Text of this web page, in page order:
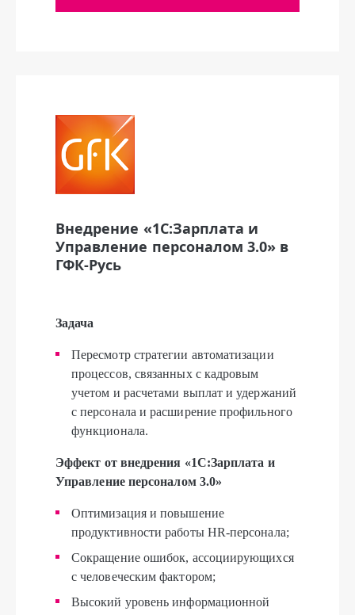
Внедрение «1С:Зарплата и
Управление персоналом 3.0» в
ГФК-Русь
Задача
Пересмотр стратегии автоматизации
процессов, связанных с кадровым
учетом и расчетами выплат и удержаний
с персонала и расширение профильного
функционала.
Эффект от внедрения «1С:Зарплата и
Управление персоналом 3.0»
Оптимизация и повышение
продуктивности работы HR-персонала;
Сокращение ошибок, ассоциирующихся
с человеческим фактором;
Высокий уровень информационной